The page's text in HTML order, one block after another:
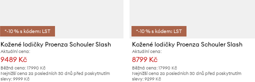
*-10 % s kódem: LST
Kožené lodičky Proenza Schouler Slash
Aktuální cena:
9489 Kč
Běžná cena: 17990 Kč
Nejnižší cena za posledních 30 dnů před poskytnutím
slevy: 9999 Kč
*-10 % s kódem: LST
Kožené lodičky Proenza Schouler Slash
Aktuální cena:
8799 Kč
Běžná cena: 17990 Kč
Nejnižší cena za posledních 30 dnů před poskytnutím
slevy: 9299 Kč